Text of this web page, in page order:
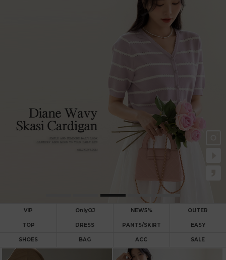
VIP OnlyOJ NEW5% OUTER
TOP DRESS PANTS/SKIRT EASY
SHOES BAG ACC SALE